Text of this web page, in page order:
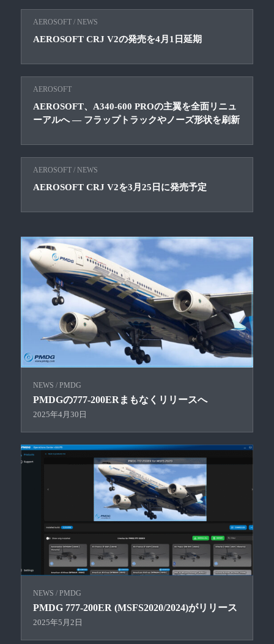
AEROSOFT / NEWS
AEROSOFT CRJ V2の発売を4月1日延期
AEROSOFT
AEROSOFT、A340-600 PROの主翼を全面リニュ
ーアルへ ― フラップトラックやノーズ形状を刷新
AEROSOFT / NEWS
AEROSOFT CRJ V2を3月25日に発売予定
NEWS / PMDG
PMDGの777-200ERまもなくリリースへ
2025年4月30日
NEWS / PMDG
PMDG 777-200ER (MSFS2020/2024)がリリース
2025年5月2日